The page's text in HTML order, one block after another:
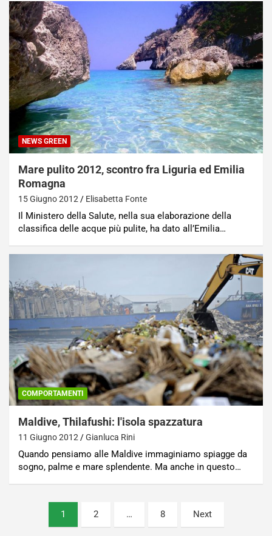
NEWS GREEN
Mare pulito 2012, scontro fra Liguria ed Emilia
Romagna
15 Giugno 2012 Elisabetta Fonte
Il Ministero della Salute, nella sua elaborazione della
classifica delle acque più pulite, ha dato all’Emilia…
COMPORTAMENTI
Maldive, Thilafushi: l'isola spazzatura
11 Giugno 2012 Gianluca Rini
Quando pensiamo alle Maldive immaginiamo spiagge da
sogno, palme e mare splendente. Ma anche in questo…
Paginazione
1 2 … 8 Next